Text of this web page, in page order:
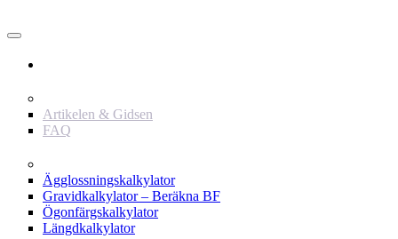
Artikelen & Gidsen
FAQ
Ägglossningskalkylator
Gravidkalkylator – Beräkna BF
Ögonfärgskalkylator
Längdkalkylator